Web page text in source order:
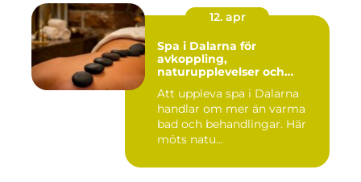
12. apr
Spa i Dalarna för
avkoppling,
naturupplevelser och
Att uppleva spa i Dalarna
handlar om mer än varma
bad och behandlingar. Här
möts natu...